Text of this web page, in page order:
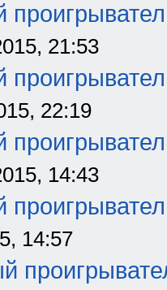
21:53
22:19
14:43
14:57